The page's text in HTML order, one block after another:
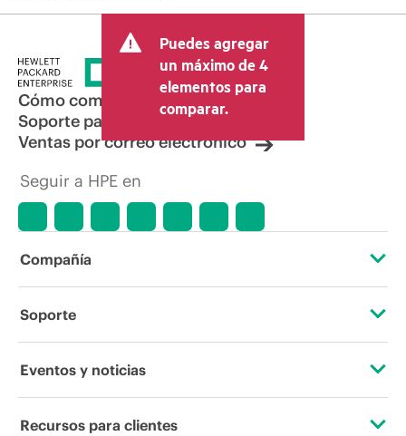
Puedes agregar
un máximo de 4
elementos para
comparar.
Cómo comprar
Soporte para productos
Ventas por correo electrónico
Seguir a HPE en
Compañía
Acerca de HPE
Soporte
Servicios de soporte operativo
Eventos y noticias
Eventos
Recursos para clientes